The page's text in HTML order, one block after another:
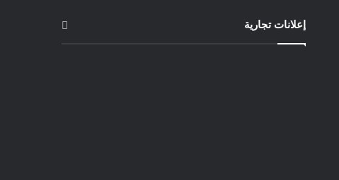
إعلانات تجارية